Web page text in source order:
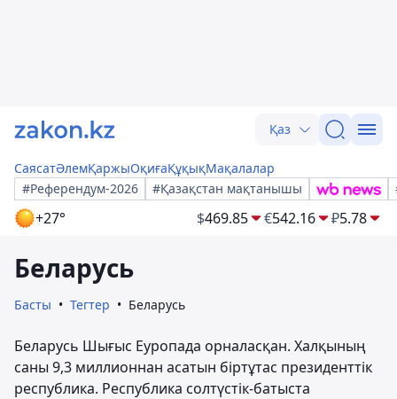
Қаз
СаясатӘлемҚаржыОқиғаҚұқықМақалалар
#Референдум-2026
#Қазақстан мақтанышы
+27° $469.85 €542.16 ₽5.78
Беларусь
Басты Тегтер Беларусь
Беларусь Шығыс Еуропада орналасқан. Халқының
саны 9,3 миллионнан асатын біртұтас президенттік
республика. Республика солтүстік-батыста